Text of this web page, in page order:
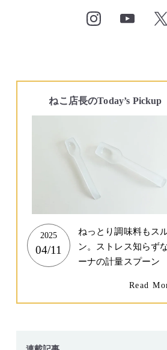
ねこ店長のToday’s Pickup
2025
04/11
ねっとり調味料もス
ン。ストレス知らず
ーナの計量スプーン
Read